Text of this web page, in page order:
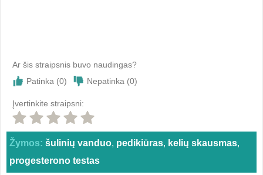
Ar šis straipsnis buvo naudingas?
Patinka (0) Nepatinka (0)
Įvertinkite straipsni:
Žymos: šulinių vanduo, pedikiūras, kelių skausmas,
progesterono testas